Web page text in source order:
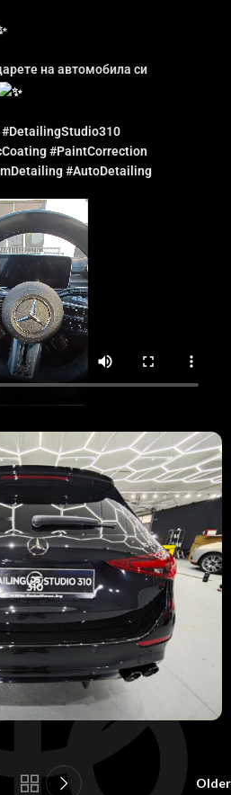
на автомобила си
#DetailingStudio310
#PaintCorrection
#AutoDetailing
Older